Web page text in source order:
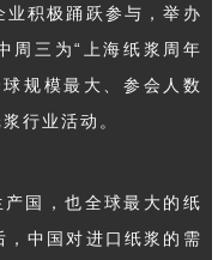
积极踊跃参与，举办
周三为“上海纸浆周年
规模最大、参会人数
行业活动。
国，也全球最大的纸
中国对进口纸浆的需